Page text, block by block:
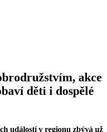
akce
děti i dospělé
událostí v regionu zbývá už